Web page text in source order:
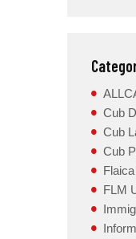
Cub
Cub
Cub
FLM